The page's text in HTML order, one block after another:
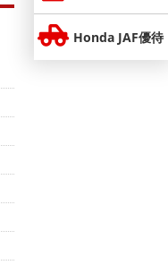
Honda JAF優待